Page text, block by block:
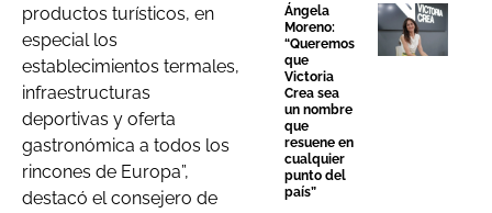
productos turísticos, en
especial los
establecimientos termales,
infraestructuras
deportivas y oferta
gastronómica a todos los
rincones de Europa”,
destacó el consejero de
Ángela
Moreno:
“Queremos
que
Victoria
Crea sea
un nombre
que
resuene en
cualquier
punto del
país”